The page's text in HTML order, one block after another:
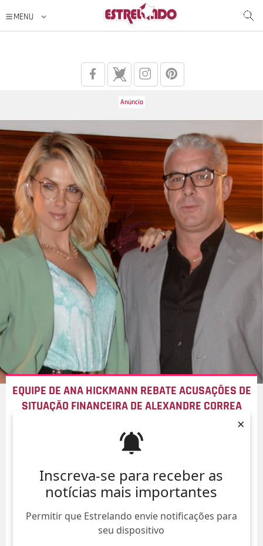
Inscreva-se para receber as
notícias mais importantes
Permitir que Estrelando envie notificações para
seu dispositivo
×
EQUIPE DE ANA HICKMANN REBATE ACUSAÇÕES DE
SITUAÇÃO FINANCEIRA DE ALEXANDRE CORREA